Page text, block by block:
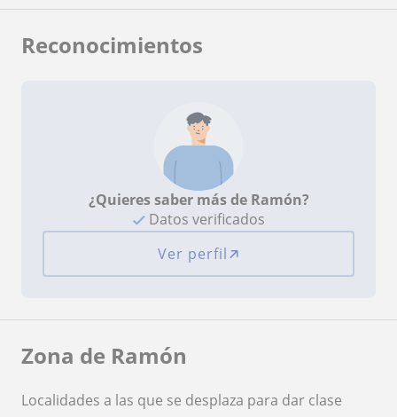
Reconocimientos
¿Quieres saber más de Ramón?
Datos verificados
Ver perfil
Zona de Ramón
Localidades a las que se desplaza para dar clase